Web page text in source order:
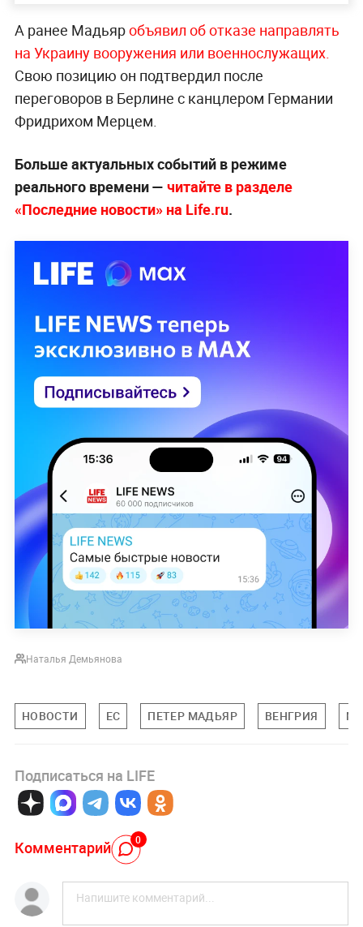
А ранее Мадьяробъявил об отказе направлять
на Украину вооружения или военнослужащих.
Свою позицию он подтвердил после
переговоров в Берлине с канцлером Германии
Фридрихом Мерцем.
Больше актуальных событий в режиме
реального времени — читайте в разделе
«Последние новости» на Life.ru.
Наталья Демьянова
НОВОСТИ ЕС ПЕТЕР МАДЬЯР ВЕНГРИЯ
Подписаться на LIFE
Комментарий 0